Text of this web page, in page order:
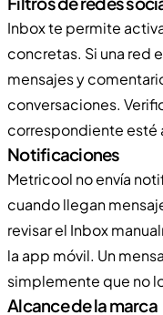
Inbox te permite
concretas. Si una red
mensajes y
conversaciones.
correspondiente esté
Notificaciones
Metricool no envía
cuando llegan
revisar el Inbox
la app móvil. Un
simplemente que no
Alcance de la marca